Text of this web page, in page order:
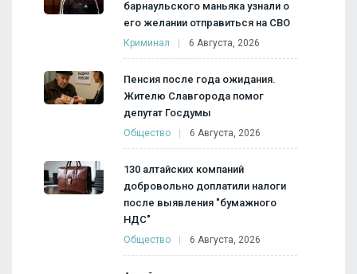
барнаульского маньяка узнали о
его желании отправиться на СВО
Криминал 6 Августа, 2026
Пенсия после года ожидания.
Жителю Славгорода помог
депутат Госдумы
Общество 6 Августа, 2026
130 алтайских компаний
добровольно доплатили налоги
после выявления "бумажного
НДС"
Общество 6 Августа, 2026